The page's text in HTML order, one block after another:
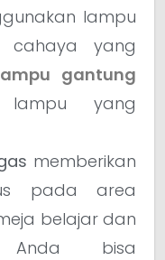
lampu
cahaya yang
gantung
yang
memberikan
pada area
belajar dan
bisa